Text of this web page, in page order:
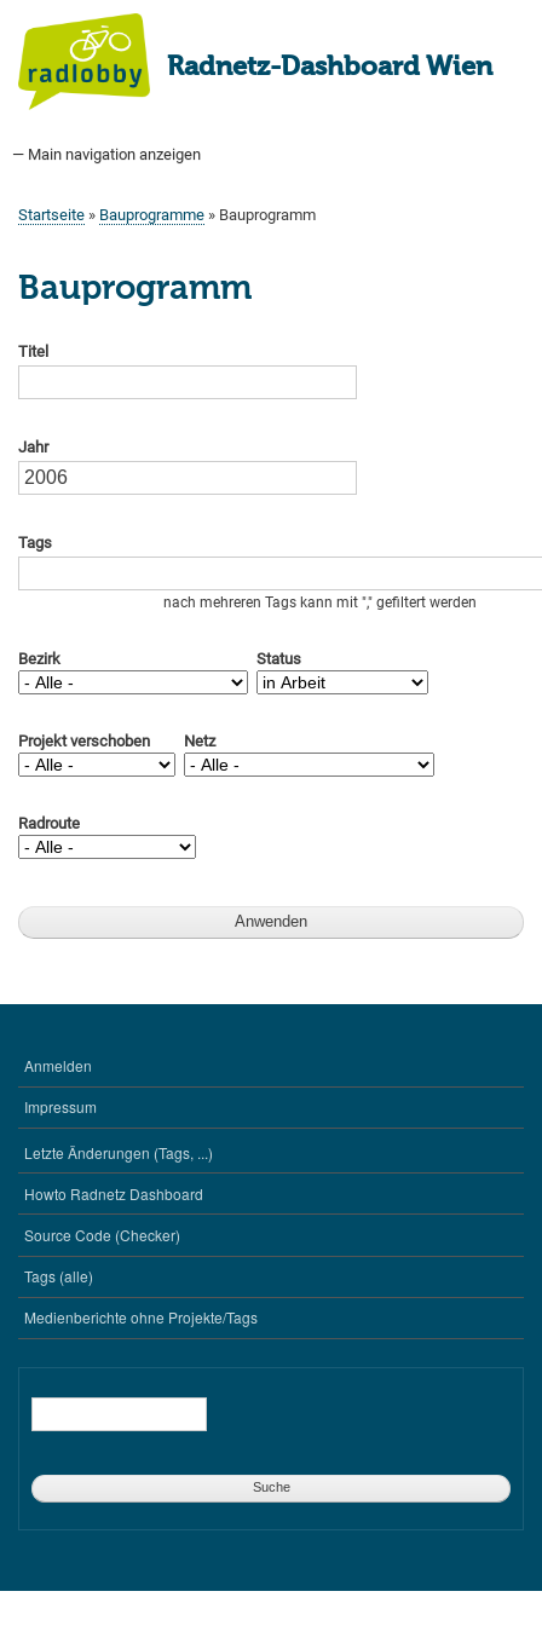
Inhalt
Radnetz-Dashboard Wien
Main
— Main navigation anzeigen
Startseite
Bauprogramm
Aktuell Geplant
Weitere Bauprojekte
Hauptradverkehrsnetz
Bezirke
Medienberichte
Tags
Über uns
Startseite Bauprogramme Bauprogramm
Bauprogramm
Titel
Jahr
Tags
nach mehreren Tags kann mit "," gefiltert werden
Bezirk Status
Projekt verschoben Netz
Radroute
BENUTZERMENÜ
Anmelden
Impressum
WERKZEUGE
Letzte Änderungen (Tags, ...)
Howto Radnetz Dashboard
Source Code (Checker)
Tags (alle)
Medienberichte ohne Projekte/Tags
Suche